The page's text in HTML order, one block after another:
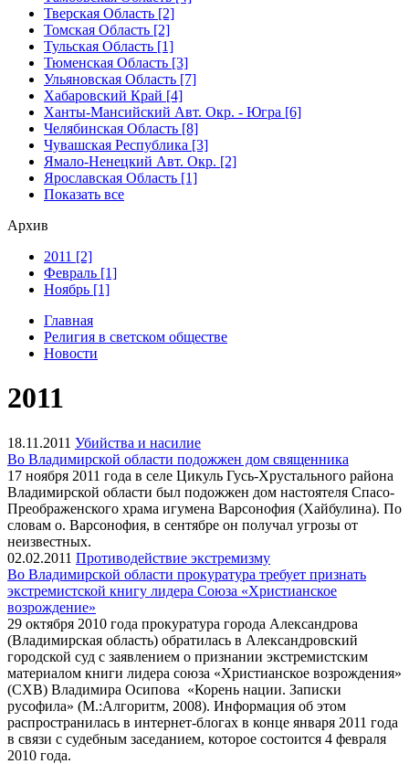
Тверская Область [2]
Томская Область [2]
Тульская Область [1]
Тюменская Область [3]
Ульяновская Область [7]
Хабаровский Край [4]
Ханты-Мансийский Авт. Окр. - Югра [6]
Челябинская Область [8]
Чувашская Республика [3]
Ямало-Ненецкий Авт. Окр. [2]
Ярославская Область [1]
Показать все
Архив
2011 [2]
Февраль [1]
Ноябрь [1]
Главная
Религия в светском обществе
Новости
2011
18.11.2011 Убийства и насилие
Во Владимирской области подожжен дом священника
17 ноября 2011 года в селе Цикуль Гусь-Хрустального района
Владимирской области был подожжен дом настоятеля Спасо-
Преображенского храма игумена Варсонофия (Хайбулина). По
словам о. Варсонофия, в сентябре он получал угрозы от
неизвестных.
02.02.2011 Противодействие экстремизму
Во Владимирской области прокуратура требует признать
экстремистской книгу лидера Союза «Христианское
возрождение»
29 октября 2010 года прокуратура города Александрова
(Владимирская область) обратилась в Александровский
городской суд с заявлением о признании экстремистским
материалом книги лидера союза «Христианское возрождения»
(СХВ) Владимира Осипова «Корень нации. Записки
русофила» (М.:Алгоритм, 2008). Информация об этом
распространилась в интернет-блогах в конце января 2011 года
в связи с судебным заседанием, которое состоится 4 февраля
2010 года.